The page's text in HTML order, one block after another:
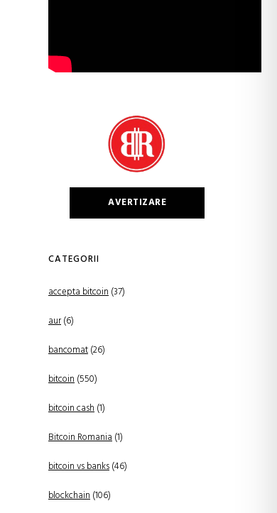
AVERTIZARE
CATEGORII
accepta bitcoin(37)
aur(6)
bancomat(26)
bitcoin(550)
bitcoin cash(1)
Bitcoin Romania(1)
bitcoin vs banks(46)
blockchain(106)